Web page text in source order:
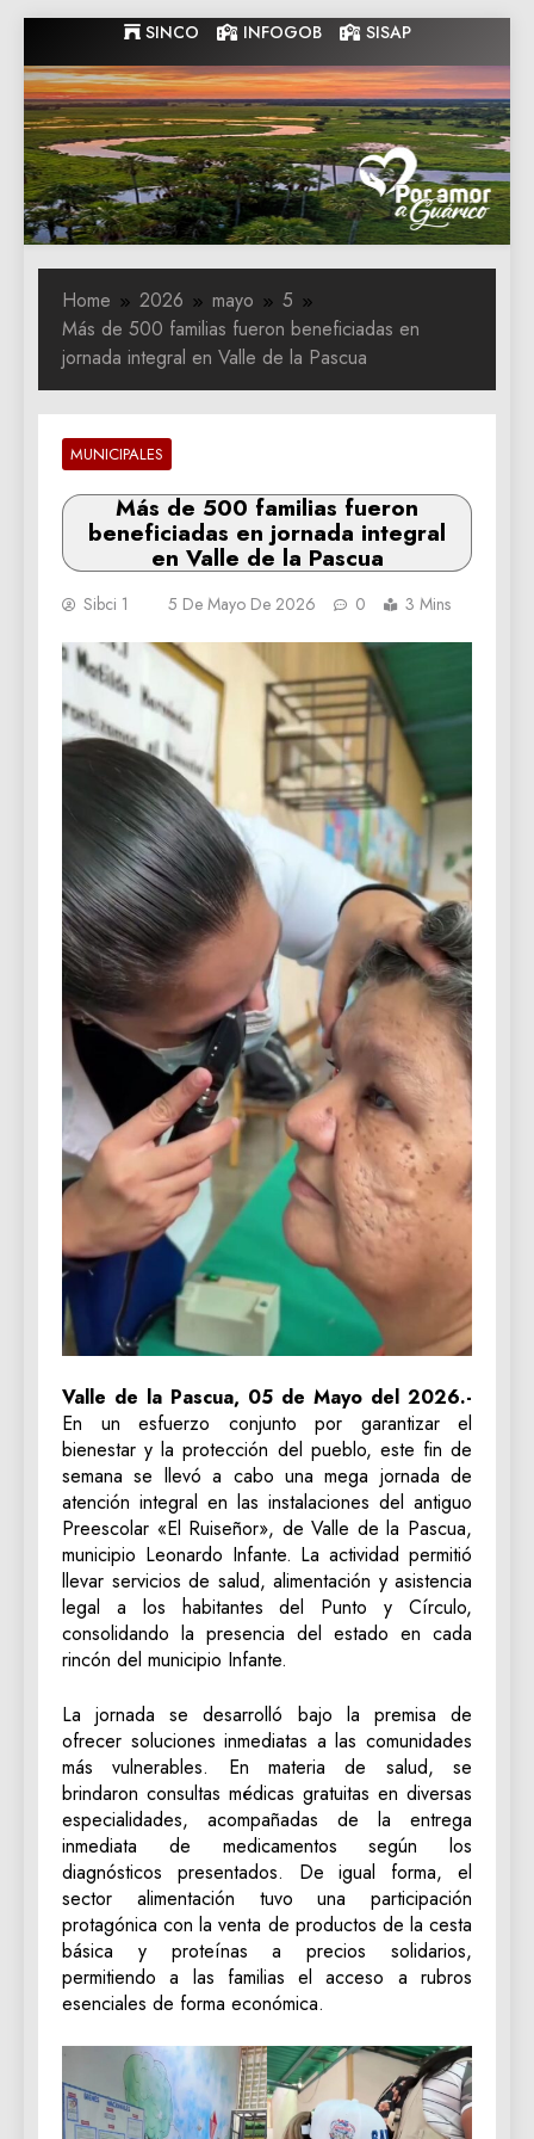
to
content
SINCO INFOGOB SISAP
Gobernacion
de Guarico
Gobernacion de Guarico
Home 2026 mayo
5
Más de 500 familias fueron beneficiadas en
jornada integral en Valle de la Pascua
MUNICIPALES
Más de 500 familias fueron
beneficiadas en jornada integral
en Valle de la Pascua
Sibci 1 5 De Mayo De 2026 0 3 Mins
Valle de la Pascua, 05 de Mayo del 2026.-
En un esfuerzo conjunto por garantizar el
bienestar y la protección del pueblo, este fin de
semana se llevó a cabo una mega jornada de
atención integral en las instalaciones del antiguo
Preescolar «El Ruiseñor», de Valle de la Pascua,
municipio Leonardo Infante. La actividad permitió
llevar servicios de salud, alimentación y asistencia
legal a los habitantes del Punto y Círculo,
consolidando la presencia del estado en cada
rincón del municipio Infante.
La jornada se desarrolló bajo la premisa de
ofrecer soluciones inmediatas a las comunidades
más vulnerables. En materia de salud, se
brindaron consultas médicas gratuitas en diversas
especialidades, acompañadas de la entrega
inmediata de medicamentos según los
diagnósticos presentados. De igual forma, el
sector alimentación tuvo una participación
protagónica con la venta de productos de la cesta
básica y proteínas a precios solidarios,
permitiendo a las familias el acceso a rubros
esenciales de forma económica.